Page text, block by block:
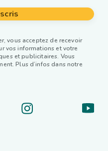
vous acceptez de recevoir
vos informations et votre
et publicitaires. Vous
Plus d’infos dans notre